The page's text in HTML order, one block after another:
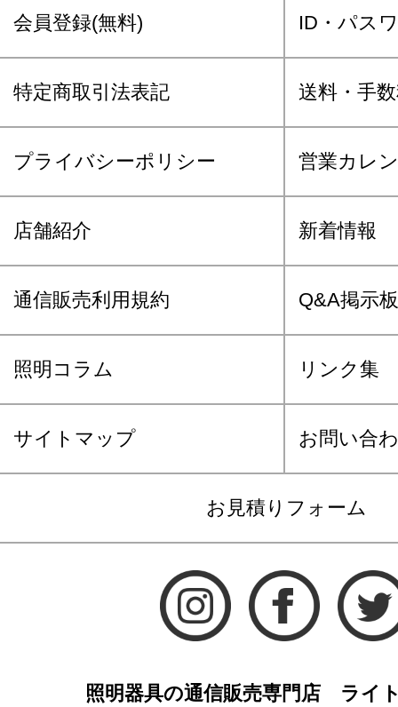
会員登録(無料) ID・パス
特定商取引法表記 送料・手
プライバシーポリシー 営業カレ
店舗紹介 新着情報
通信販売利用規約 Q&A掲示板
照明コラム リンク集
サイトマップ お問い合
お見積りフォーム
照明器具の通信販売専門店 ライ